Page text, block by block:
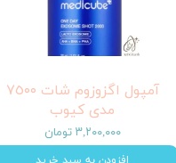
آمپول اگزوزوم شات ٧٥٠٠
مدی کیوب
۳,۲۰۰,۰۰۰ تومان